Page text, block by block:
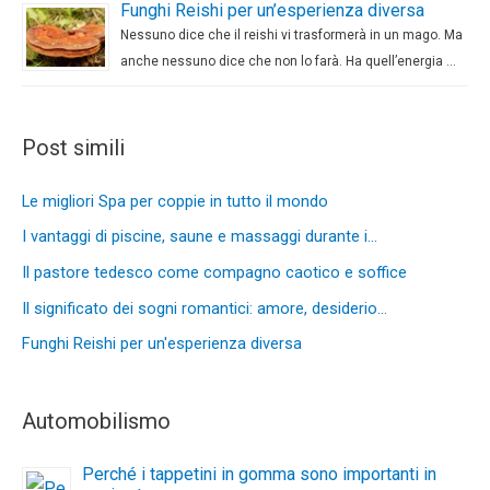
Funghi Reishi per un’esperienza diversa
Nessuno dice che il reishi vi trasformerà in un mago. Ma
anche nessuno dice che non lo farà. Ha quell’energia …
Post simili
Le migliori Spa per coppie in tutto il mondo
I vantaggi di piscine, saune e massaggi durante i…
Il pastore tedesco come compagno caotico e soffice
Il significato dei sogni romantici: amore, desiderio…
Funghi Reishi per un'esperienza diversa
Automobilismo
Perché i tappetini in gomma sono importanti in